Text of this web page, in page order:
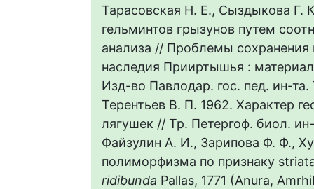
Тарасовская Н. Е., Сыздыкова Г.
гельминтов грызунов путем
анализа // Проблемы сохранения
наследия Прииртышья :
Изд-во Павлодар. гос. пед. ин-та.
Терентьев В. П. 1962. Характер
лягушек // Тр. Петергоф. биол.
Файзулин А. И., Зарипова Ф. Ф.,
полиморфизма по признаку
ridibunda Pallas, 1771 (Anura,